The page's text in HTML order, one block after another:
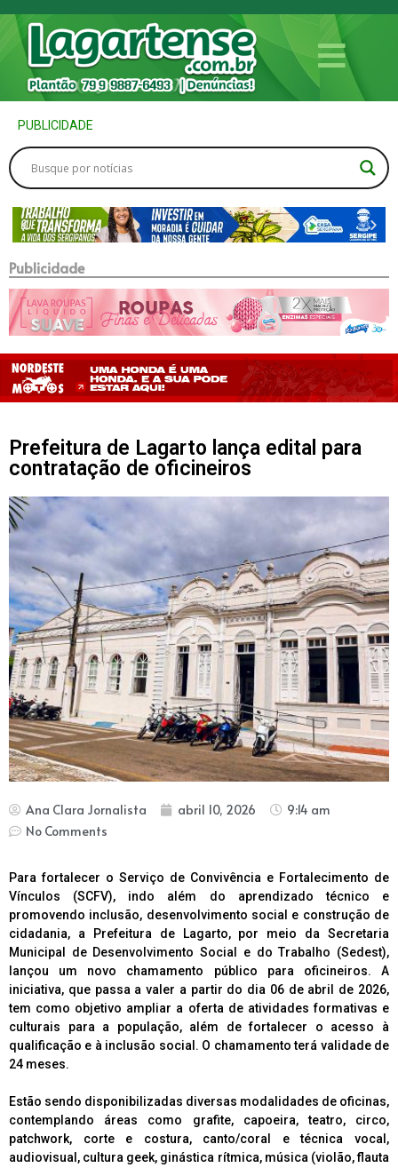
PUBLICIDADE
Publicidade
Prefeitura de Lagarto lança edital para
contratação de oficineiros
Ana Clara Jornalista abril 10, 2026
9:14 am
No Comments
Para fortalecer o Serviço de Convivência e Fortalecimento de
Vínculos (SCFV), indo além do aprendizado técnico e
promovendo inclusão, desenvolvimento social e construção de
cidadania, a Prefeitura de Lagarto, por meio da Secretaria
Municipal de Desenvolvimento Social e do Trabalho (Sedest),
lançou um novo chamamento público para oficineiros. A
iniciativa, que passa a valer a partir do dia 06 de abril de 2026,
tem como objetivo ampliar a oferta de atividades formativas e
culturais para a população, além de fortalecer o acesso à
qualificação e à inclusão social. O chamamento terá validade de
24 meses.
Estão sendo disponibilizadas diversas modalidades de oficinas,
contemplando áreas como grafite, capoeira, teatro, circo,
patchwork, corte e costura, canto/coral e técnica vocal,
audiovisual, cultura geek, ginástica rítmica, música (violão, flauta